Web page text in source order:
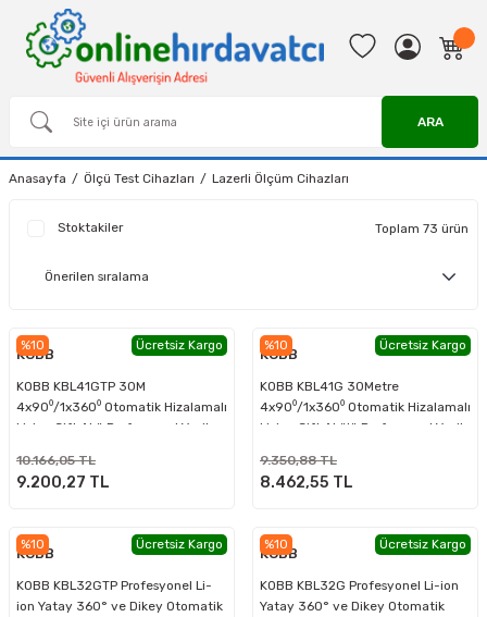
ARA
Anasayfa Ölçü Test Cihazları Lazerli Ölçüm Cihazları
Stoktakiler Toplam 73 ürün
%10 Ücretsiz Kargo
KOBB
KOBB KBL41GTP 30M
4x90⁰/1x360⁰ Otomatik Hizalamalı
Li-ion Çift Akü Profesyonel Yeşil
10.166,05 TL
9.200,27 TL
%10 Ücretsiz Kargo
KOBB
KOBB KBL41G 30Metre
4x90⁰/1x360⁰ Otomatik Hizalamalı
Li-ion Çift Akülü Profesyonel Yeşil
9.350,88 TL
8.462,55 TL
%10 Ücretsiz Kargo
KOBB
KOBB KBL32GTP Profesyonel Li-
ion Yatay 360° ve Dikey Otomatik
%10 Ücretsiz Kargo
KOBB
KOBB KBL32G Profesyonel Li-ion
Yatay 360° ve Dikey Otomatik